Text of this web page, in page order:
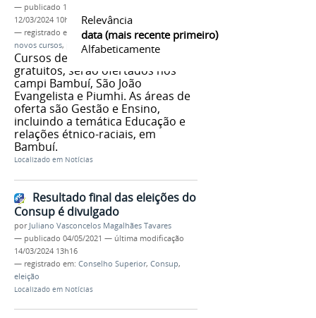
Relevância
data (mais recente primeiro)
Alfabeticamente
— publicado 15/12/2021
12/03/2024 10h42
— registrado em:
Conselho Superior,Consup,
novos cursos, pós-graduação
Cursos de especialização,
gratuitos, serão ofertados nos
campi Bambuí, São João
Evangelista e Piumhi. As áreas de
oferta são Gestão e Ensino,
incluindo a temática Educação e
relações étnico-raciais, em
Bambuí.
Localizado em Notícias
Resultado final das eleições do
Consup é divulgado
por Juliano Vasconcelos Magalhães Tavares
— publicado 04/05/2021 — última modificação
14/03/2024 13h16
— registrado em: Conselho Superior, Consup,
eleição
Localizado em Notícias